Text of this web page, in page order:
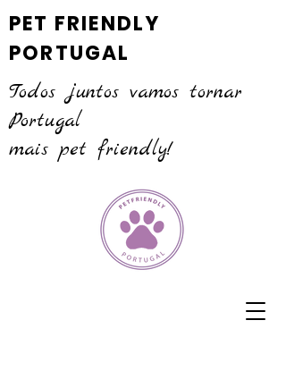
PET FRIENDLY
PORTUGAL
Todos juntos vamos tornar
Portugal
mais pet friendly!